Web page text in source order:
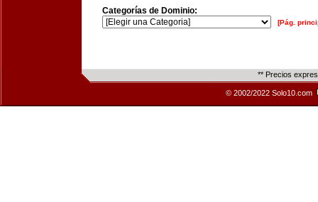
Categorías de Dominio:
[Pág.
** Precios
© 2002/2022 Solo10.com